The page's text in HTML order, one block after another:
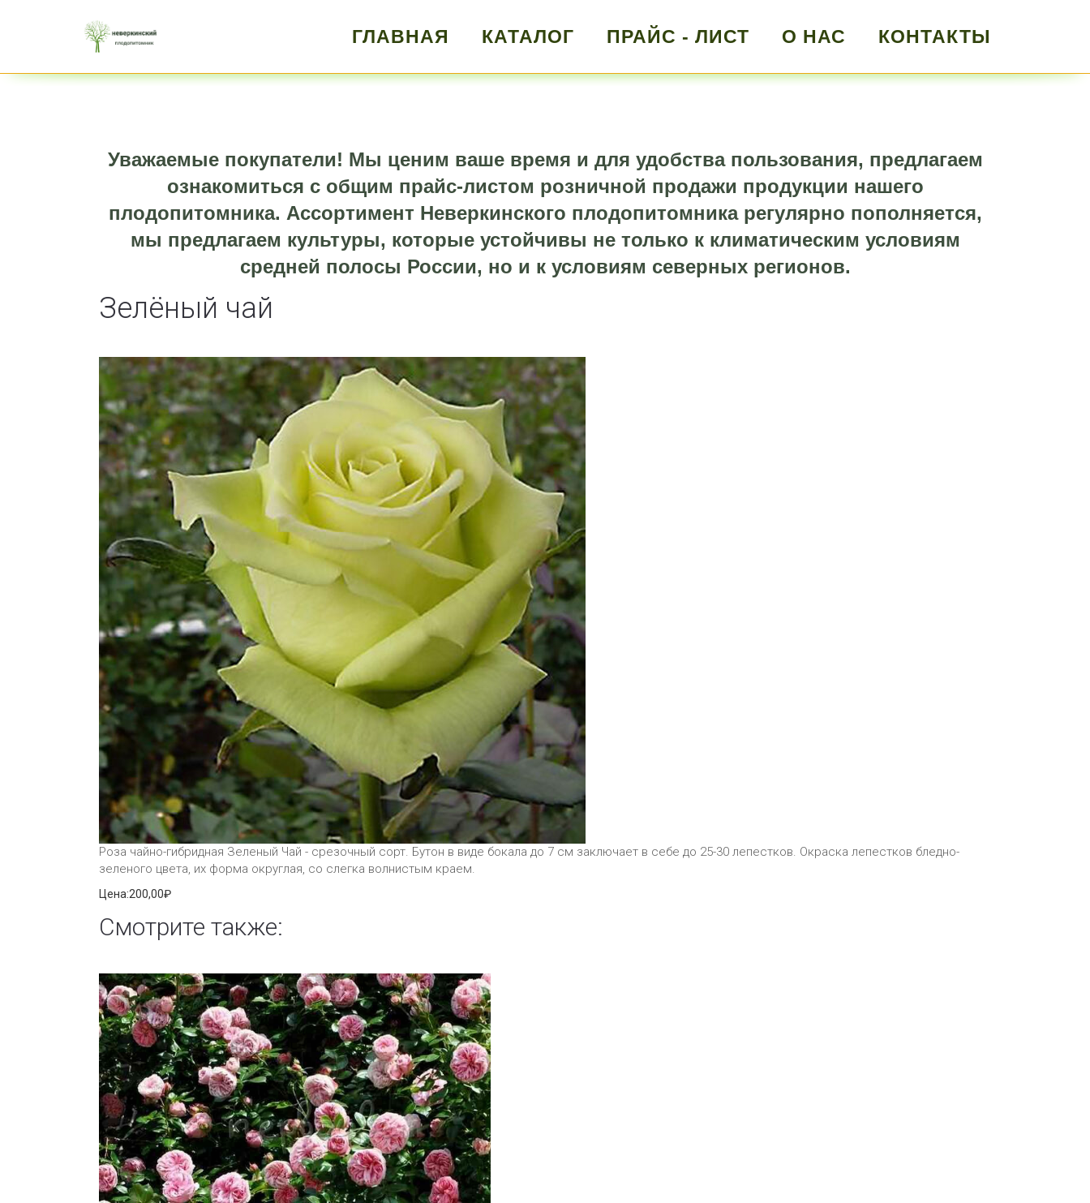
ГЛАВНАЯ КАТАЛОГ ПРАЙС - ЛИСТ О НАС КОНТАКТЫ
Уважаемые покупатели! Мы ценим ваше время и для удобства пользования, предлагаем
ознакомиться с общим прайс-листом розничной продажи продукции нашего
плодопитомника. Ассортимент Неверкинского плодопитомника регулярно пополняется,
мы предлагаем культуры, которые устойчивы не только к климатическим условиям
средней полосы России, но и к условиям северных регионов.
Зелёный чай
Роза чайно-гибридная Зеленый Чай - срезочный сорт. Бутон в виде бокала до 7 см заключает в себе до 25-30 лепестков. Окраска лепестков бледно-
зеленого цвета, их форма округлая, со слегка волнистым краем.
Цена:200,00₽
Смотрите также: